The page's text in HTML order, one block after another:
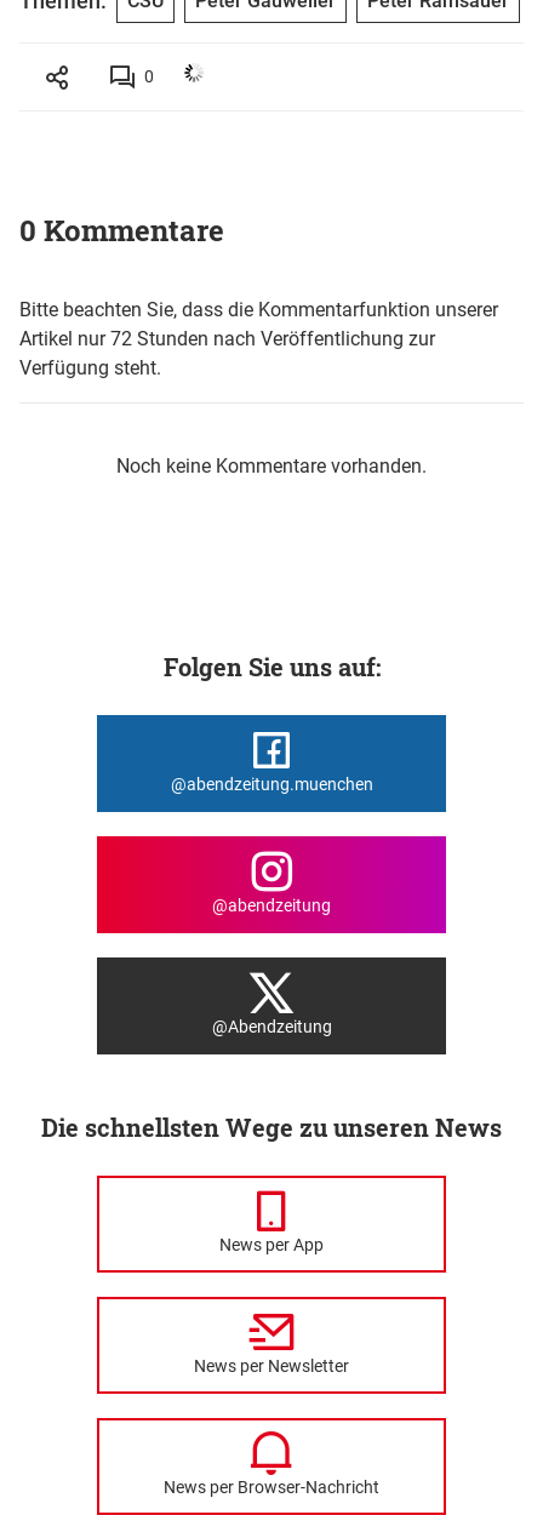
0
0 Kommentare
Bitte beachten Sie, dass die Kommentarfunktion unserer
Artikel nur 72 Stunden nach Veröffentlichung zur
Verfügung steht.
Noch keine Kommentare vorhanden.
Folgen Sie uns auf:
@abendzeitung.muenchen
@abendzeitung
@Abendzeitung
Die schnellsten Wege zu unseren News
News per App
News per Newsletter
News per Browser-Nachricht